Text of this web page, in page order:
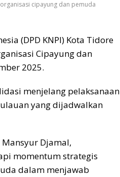
cipayung dan pemuda
(DPD KNPI) Kota Tidore
Cipayung dan
2025.
menjelang pelaksanaan
yang dijadwalkan
Mansyur Djamal,
momentum strategis
dalam menjawab